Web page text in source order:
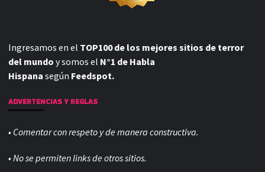
Ingresamos en el TOP100 de los mejores sitios de terror
del mundo y somos el N°1 de Habla
Hispana según Feedspot.
ADVERTENCIAS Y REGLAS
• Comentar con respeto y de manera constructiva.
• No se permiten links de otros sitios.